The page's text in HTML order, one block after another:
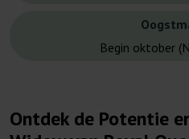
Begin oktober
Ontdek de Potentie